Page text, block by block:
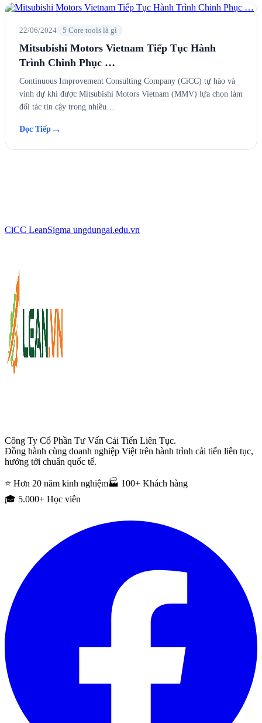
22/06/2024 5 Core tools là gì
Mitsubishi Motors Vietnam Tiếp Tục Hành
Trình Chinh Phục …
Continuous Improvement Consulting Company (CiCC) tự hào và
vinh dự khi được Mitsubishi Motors Vietnam (MMV) lựa chọn làm
đối tác tin cậy trong nhiều…
Đọc Tiếp →
CiCC LeanSigma ungdungai.edu.vn
Công Ty Cổ Phần Tư Vấn Cải Tiến Liên Tục.
Đồng hành cùng doanh nghiệp Việt trên hành trình cải tiến liên tục,
hướng tới chuẩn quốc tế.
⭐ Hơn 20 năm kinh nghiệm🏭 100+ Khách hàng
🎓 5.000+ Học viên